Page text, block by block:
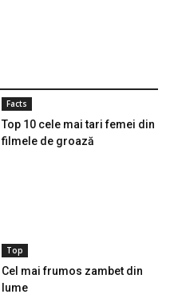
Facts
Top 10 cele mai tari femei din
filmele de groază
Top
Cel mai frumos zambet din
lume